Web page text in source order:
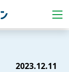
2023.12.11